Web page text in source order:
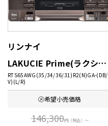
リンナイ
LAKUCIE Prime(ラクシエ プライム)
RTS65AWG(35/34/36/31)R2(N)GA-(DB/
V)(L/R)
㋱希望小売価格
146,300円（税込）～